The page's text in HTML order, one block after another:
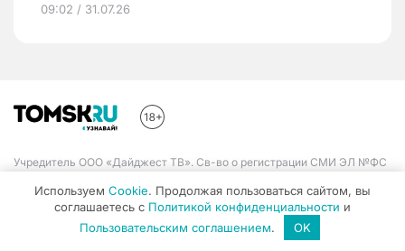
09:02 / 31.07.26
Учредитель ООО «Дайджест ТВ». Св-во о регистрации СМИ ЭЛ №ФС
информационных технологий и массовых коммуникаций 23.11.2017
Используем Cookie. Продолжая пользоваться сайтом, вы
соглашаетесь с Политикой конфиденциальности и
Пользовательским соглашением. OK